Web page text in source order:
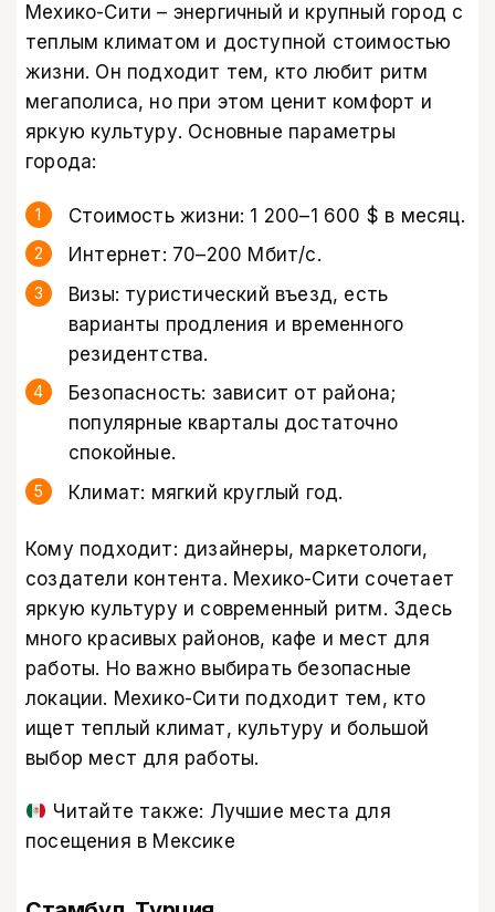
Мехико-Сити – энергичный и крупный город с
теплым климатом и доступной стоимостью
жизни. Он подходит тем, кто любит ритм
мегаполиса, но при этом ценит комфорт и
яркую культуру. Основные параметры
города:
Стоимость жизни: 1 200–1 600 $ в месяц.
Интернет: 70–200 Мбит/с.
Визы: туристический въезд, есть
варианты продления и временного
резидентства.
Безопасность: зависит от района;
популярные кварталы достаточно
спокойные.
Климат: мягкий круглый год.
Кому подходит: дизайнеры, маркетологи,
создатели контента. Мехико-Сити сочетает
яркую культуру и современный ритм. Здесь
много красивых районов, кафе и мест для
работы. Но важно выбирать безопасные
локации. Мехико-Сити подходит тем, кто
ищет теплый климат, культуру и большой
выбор мест для работы.
Читайте также: Лучшие места для
посещения в Мексике